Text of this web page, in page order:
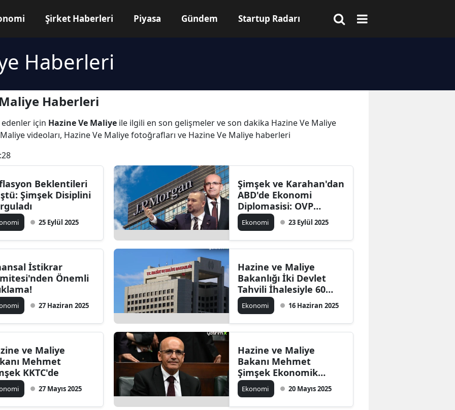
Şirket Haberleri Piyasa Gündem Startup Radarı
Haberleri
Haberleri
için Hazine Ve Maliye ile ilgili en son gelişmeler ve son dakika Hazine Ve Maliye
videoları, Hazine Ve Maliye fotoğrafları ve Hazine Ve Maliye haberleri
Beklentileri
Şimşek Disiplini
25 Eylül 2025
Şimşek ve Karahan'dan
ABD'de Ekonomi
Diplomasisi: OVP
Vurgusu
Ekonomi 23 Eylül 2025
İstikrar
Önemli
27 Haziran 2025
Hazine ve Maliye
Bakanlığı İki Devlet
Tahvili İhalesiyle 60
Milyar Lira Borçlandı
Ekonomi 16 Haziran 2025
ve Maliye
Mehmet
KKTC'de
27 Mayıs 2025
Hazine ve Maliye
Bakanı Mehmet
Şimşek Ekonomik
Programı Değerlendirdi
Ekonomi 20 Mayıs 2025